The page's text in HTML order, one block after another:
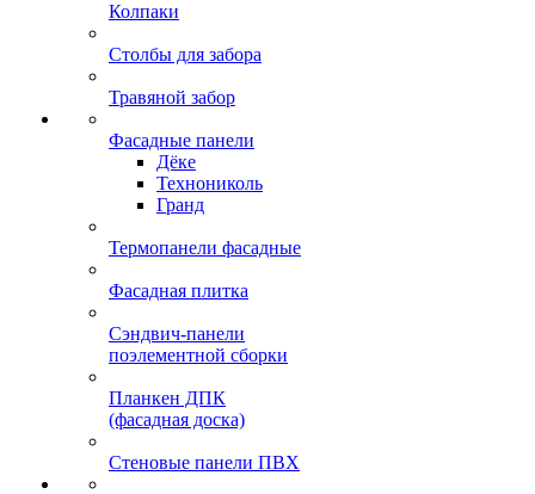
Колпаки
Столбы для забора
Травяной забор
Фасадные панели
Дёке
Технониколь
Гранд
Термопанели фасадные
Фасадная плитка
Сэндвич-панели
поэлементной сборки
Планкен ДПК
(фасадная доска)
Стеновые панели ПВХ